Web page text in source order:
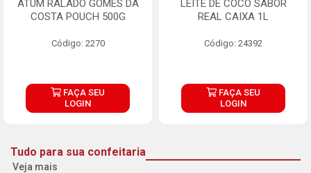
ATUM RALADO GOMES DA
COSTA POUCH 500G
Código: 2270
FAÇA SEU
LOGIN
LEITE DE COCO SABOR
REAL CAIXA 1L
Código: 24392
FAÇA SEU
LOGIN
Tudo para sua confeitaria
Veja mais